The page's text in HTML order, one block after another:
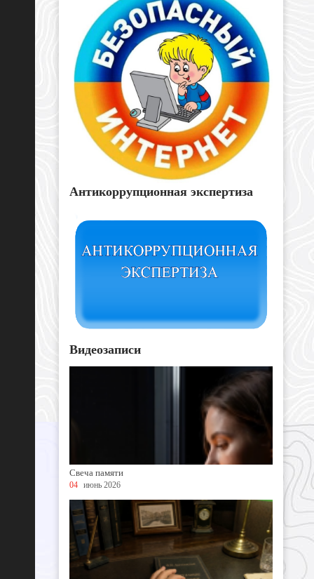
Антикоррупционная экспертиза
Видеозаписи
Свеча памяти
04 июнь 2026